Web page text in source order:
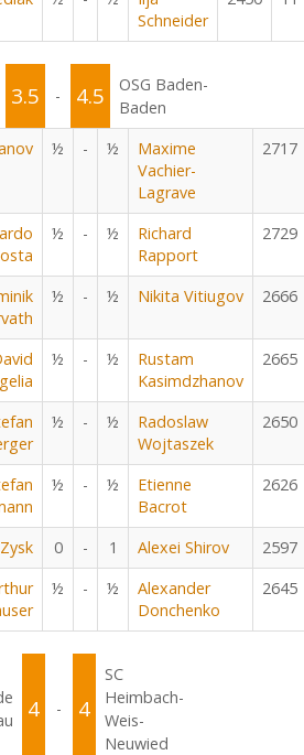
Schneider
3.5 - 4.5
OSG Baden-
Baden
½ - ½
Maxime
Vachier-
Lagrave
2717
½ - ½
Richard
Rapport
2729
½ - ½ Nikita Vitiugov 2666
½ - ½
Rustam
Kasimdzhanov
2665
½ - ½
Radoslaw
Wojtaszek
2650
½ - ½
Etienne
Bacrot
2626
0 - 1 Alexei Shirov
2597
½ - ½
Alexander
Donchenko
2645
4 - 4
SC
Heimbach-
Weis-
Neuwied